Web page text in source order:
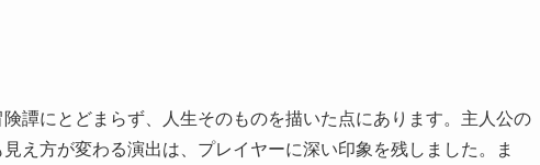
譚にとどまらず、人生そのものを描いた点にあります。主人公の
え方が変わる演出は、プレイヤーに深い印象を残しました。ま